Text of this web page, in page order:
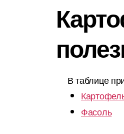
В таблице
Фасоль